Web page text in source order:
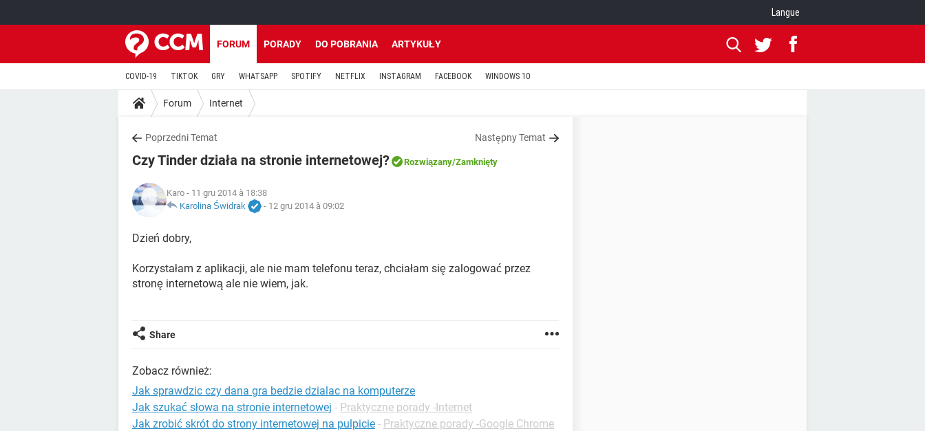
Langue
FORUM PORADY DO POBRANIA ARTYKUŁY
COVID-19 TIKTOK GRY WHATSAPP SPOTIFY NETFLIX INSTAGRAM FACEBOOK WINDOWS 10
Forum Internet
Poprzedni Temat Następny Temat
Czy Tinder działa na stronie internetowej? Rozwiązany/Zamknięty
Karo - 11 gru 2014 à 18:38
Karolina Świdrak
- 12 gru 2014 à 09:02
Dzień dobry,
Korzystałam z aplikacji, ale nie mam telefonu teraz, chciałam się zalogować przez
stronę internetową ale nie wiem, jak.
Share
Zobacz również:
Jak sprawdzic czy dana gra bedzie dzialac na komputerze
Jak szukać słowa na stronie internetowej - Praktyczne porady -Internet
Jak zrobić skrót do strony internetowej na pulpicie - Praktyczne porady -Google Chrome